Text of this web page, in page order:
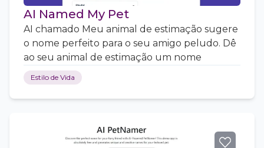
AI Named My Pet
AI chamado Meu animal de estimação sugere
o nome perfeito para o seu amigo peludo. Dê
ao seu animal de estimação um nome
Estilo de Vida